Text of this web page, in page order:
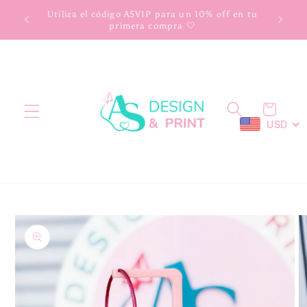
directamente
Utiliza el código ASVIP para un 10% off en tu
primera compra 🤍
Carrito
USD
a la
información
del producto